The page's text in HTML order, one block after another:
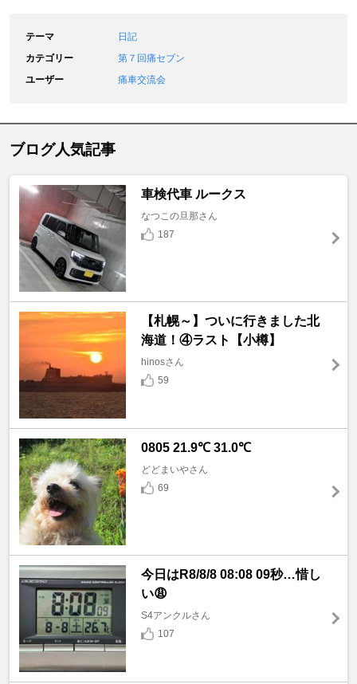
テーマ
日記
カテゴリー
第７回痛セブン
ユーザー
痛車交流会
ブログ人気記事
車検代車 ルークス
なつこの旦那さん
187
【札幌～】ついに行きました北
海道！④ラスト【小樽】
hinosさん
59
0805 21.9℃ 31.0℃
どどまいやさん
69
今日はR8/8/8 08:08 09秒…惜し
い😩
S4アンクルさん
107